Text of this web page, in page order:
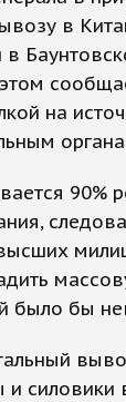
в
на
90%
было бы
и силовики